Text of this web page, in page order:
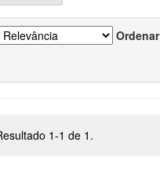
Ordenar
1-1 de 1.